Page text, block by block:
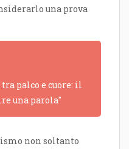
una prova
palco e cuore: il
una parola"
non soltanto